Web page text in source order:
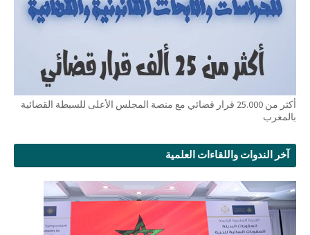
أكثر من 25.000 قرار قضائي مع منصة المجلس الأعلى للسبطة القضائية
بالمغرب
آخر الندوات واللقاءات العلمية